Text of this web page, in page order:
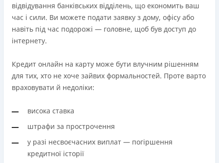
відвідування банківських відділень, що економить ваш
час і сили. Ви можете подати заявку з дому, офісу або
навіть під час подорожі — головне, щоб був доступ до
інтернету.
Кредит онлайн на карту може бути влучним рішенням
для тих, хто не хоче зайвих формальностей. Проте варто
враховувати й недоліки:
висока ставка
штрафи за прострочення
у разі несвоєчасних виплат — погіршення
кредитної історії